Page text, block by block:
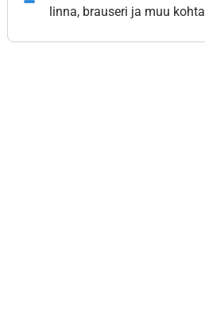
linna, brauseri ja muu kohta